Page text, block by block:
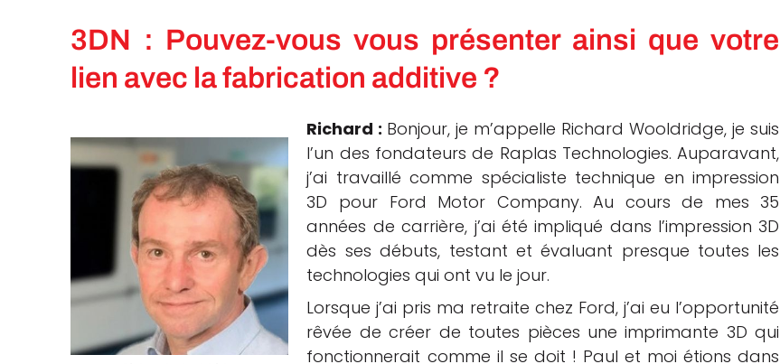
3DN : Pouvez-vous vous présenter ainsi que votre
lien avec la fabrication additive ?
Richard : Bonjour, je m’appelle Richard Wooldridge, je suis
l’un des fondateurs de Raplas Technologies. Auparavant,
j’ai travaillé comme spécialiste technique en impression
3D pour Ford Motor Company. Au cours de mes 35
années de carrière, j’ai été impliqué dans l’impression 3D
dès ses débuts, testant et évaluant presque toutes les
technologies qui ont vu le jour.
Lorsque j’ai pris ma retraite chez Ford, j’ai eu l’opportunité
rêvée de créer de toutes pièces une imprimante 3D qui
fonctionnerait comme il se doit ! Paul et moi étions dans